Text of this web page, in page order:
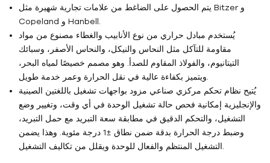
يتم الحصول على الضاغط من علامات تجارية شهيرة مثل Bitzer و
Copeland و Hanbell.
يُستخدم مبادل حراري من نوع الأنابيب والغطاء مصنوع من مواد
مقاومة للتآكل مثل النحاس والنيكل، والنحاس الأصفر، وسبائك
التيتانيوم، والفولاذ المقاوم للصدأ. وهو مصمم خصيصًا لمياه البحر،
ويتميز بكفاءة عالية في نقل الحرارة وعمر خدمة طويل.
يُتيح نظام تحكم مركزي صناعي مزود بواجهات تشغيل باللغتين الصينية
والإنجليزية إمكانية فحص حالة تشغيل الوحدة في أي وقت، وتغيير وضع
التشغيل، والتحكم الدقيق في مطابقة سعة التبريد مع حمل التبريد،
وضبط درجة الحرارة بدقة ضمن نطاق ±1 درجة مئوية. وهذا يضمن
التشغيل المنتظم والفعال للوحدة ويقلل من تكاليف التشغيل.